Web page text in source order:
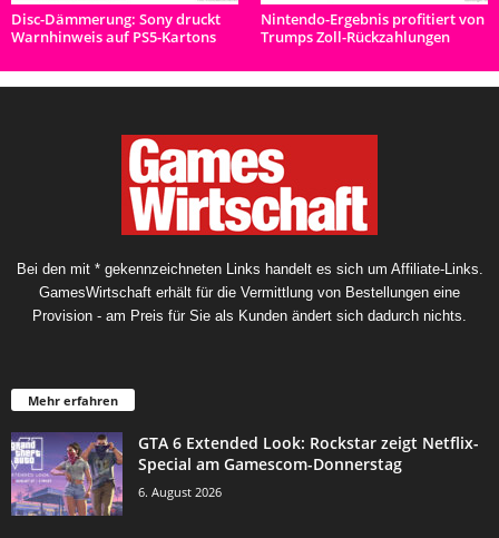
Disc-Dämmerung: Sony druckt
Warnhinweis auf PS5-Kartons
Nintendo-Ergebnis profitiert von
Trumps Zoll-Rückzahlungen
Bei den mit * gekennzeichneten Links handelt es sich um Affiliate-Links.
GamesWirtschaft erhält für die Vermittlung von Bestellungen eine
Provision - am Preis für Sie als Kunden ändert sich dadurch nichts.
Mehr erfahren
GTA 6 Extended Look: Rockstar zeigt Netflix-
Special am Gamescom-Donnerstag
6. August 2026